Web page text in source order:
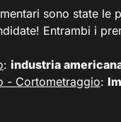
sono state le
Entrambi i
: industria
- Cortometraggio: